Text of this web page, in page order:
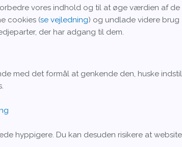
vores indhold og til at øge værdien af de
cookies (se vejledning) og undlade videre brug
der har adgang til dem.
med det formål at genkende den, huske
hyppigere. Du kan desuden risikere at